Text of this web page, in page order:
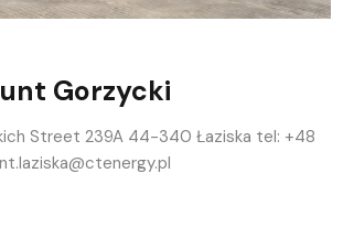
Gorzycki
Street 239A 44-340 Łaziska tel: +48